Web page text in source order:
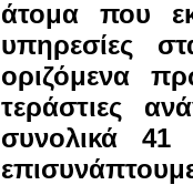
άτομα που
υπηρεσίες
οριζόμενα
τεράστιες
συνολικά 41